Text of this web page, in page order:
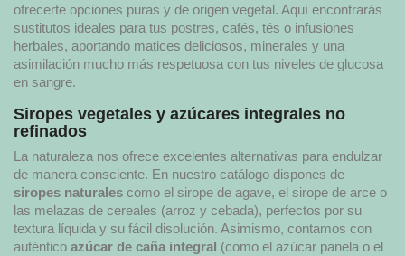
ofrecerte opciones puras y de origen vegetal. Aquí encontrarás
sustitutos ideales para tus postres, cafés, tés o infusiones
herbales, aportando matices deliciosos, minerales y una
asimilación mucho más respetuosa con tus niveles de glucosa
en sangre.
Siropes vegetales y azúcares integrales no
refinados
La naturaleza nos ofrece excelentes alternativas para endulzar
de manera consciente. En nuestro catálogo dispones de
siropes naturales como el sirope de agave, el sirope de arce o
las melazas de cereales (arroz y cebada), perfectos por su
textura líquida y su fácil disolución. Asimismo, contamos con
auténtico azúcar de caña integral (como el azúcar panela o el